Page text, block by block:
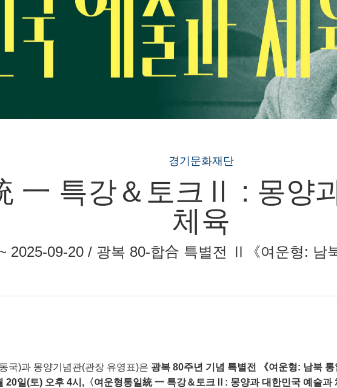
경기문화재단
一 특강＆토크Ⅱ : 몽양
체육
2025-09-20 / 광복 80-합合 특별전 Ⅱ《여운형: 남
국)과 몽양기념관(관장 유영표)은 광복 80주년 기념 특별전 《여운형: 남북 통
20일(토) 오후 4시,〈여운형통일統 一 특강＆토크Ⅱ: 몽양과 대한민국 예술과